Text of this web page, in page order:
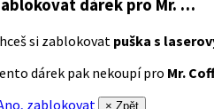
dárek pro Mr. …
si zablokovat puška s
dárek pak nekoupí pro Mr.
zablokovat
× Zpět